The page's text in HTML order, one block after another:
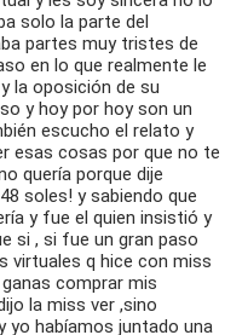
solo la parte del
partes muy tristes de
en lo que realmente le
la oposición de su
y hoy por hoy son un
escucho el relato y
esas cosas por que no te
quería porque dije
soles! y sabiendo que
y fue el quien insistió y
si , si fue un gran paso
virtuales q hice con miss
comprar mis
la miss ver ,sino
yo habíamos juntado una